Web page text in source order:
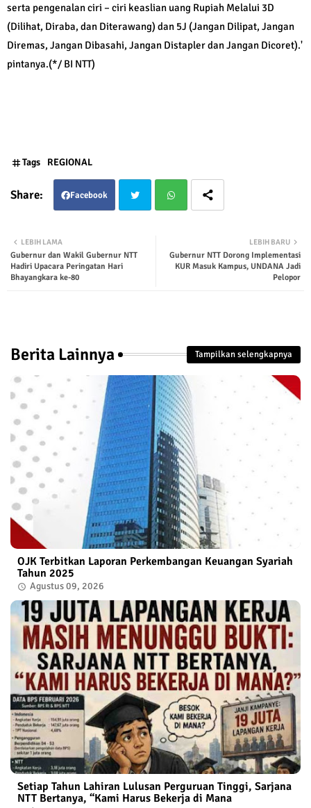
serta pengenalan ciri – ciri keaslian uang Rupiah Melalui 3D
(Dilihat, Diraba, dan Diterawang) dan 5J (Jangan Dilipat, Jangan
Diremas, Jangan Dibasahi, Jangan Distapler dan Jangan Dicoret).'
pintanya.(*/ BI NTT)
Tags REGIONAL
Facebook
ter tsap
LEBIH BARU
Gubernur NTT Dorong Implementasi
KUR Masuk Kampus, UNDANA Jadi
Pelopor
LEBIH LAMA
Gubernur dan Wakil Gubernur NTT
Hadiri Upacara Peringatan Hari
Bhayangkara ke-80
Berita Lainnya Tampilkan selengkapnya
OJK Terbitkan Laporan Perkembangan Keuangan Syariah
Tahun 2025
Agustus 09, 2026
Setiap Tahun Lahiran Lulusan Perguruan Tinggi, Sarjana
NTT Bertanya, “Kami Harus Bekerja di Mana